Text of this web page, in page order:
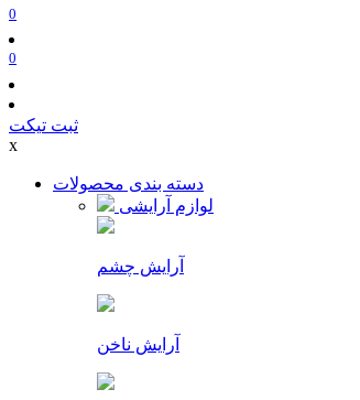
0
0
ثبت تیکت
x
دسته بندی محصولات
لوازم آرایشی
آرایش چشم
آرایش ناخن